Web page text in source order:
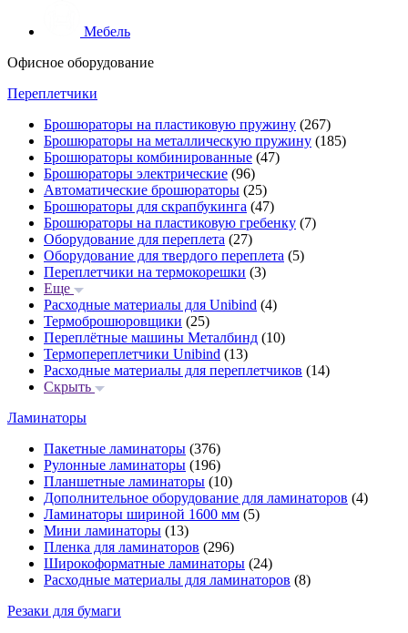
Мебель
Офисное оборудование
Переплетчики
Брошюраторы на пластиковую пружину (267)
Брошюраторы на металлическую пружину (185)
Брошюраторы комбинированные (47)
Брошюраторы электрические (96)
Автоматические брошюраторы (25)
Брошюраторы для скрапбукинга (47)
Брошюраторы на пластиковую гребенку (7)
Оборудование для переплета (27)
Оборудование для твердого переплета (5)
Переплетчики на термокорешки (3)
Еще
Расходные материалы для Unibind (4)
Термоброшюровщики (25)
Переплётные машины Металбинд (10)
Термопереплетчики Unibind (13)
Расходные материалы для переплетчиков (14)
Скрыть
Ламинаторы
Пакетные ламинаторы (376)
Рулонные ламинаторы (196)
Планшетные ламинаторы (10)
Дополнительное оборудование для ламинаторов (4)
Ламинаторы шириной 1600 мм (5)
Мини ламинаторы (13)
Пленка для ламинаторов (296)
Широкоформатные ламинаторы (24)
Расходные материалы для ламинаторов (8)
Резаки для бумаги